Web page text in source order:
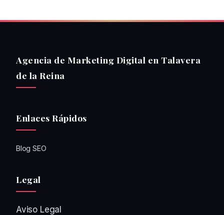
Agencia de Marketing Digital en Talavera
de la Reina
Enlaces Rápidos
Blog SEO
Legal
Aviso Legal